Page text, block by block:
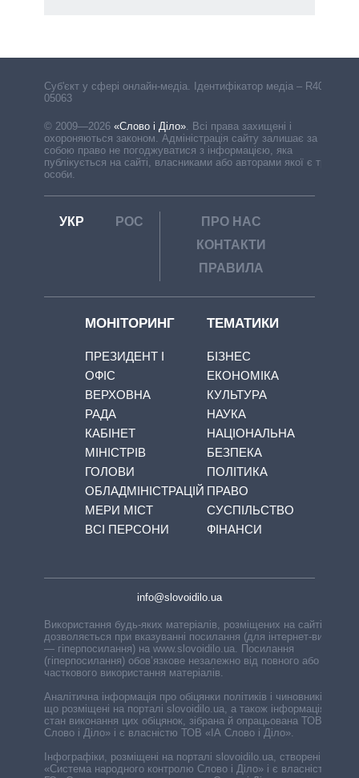
Cуб'єкт у сфері онлайн-медіа. Ідентифікатор медіа – R40-
05063
© 2009—2026 «Слово і Діло» Всі права захищені і
охороняються законом. Адміністрація сайту залишає за
собою право не погоджуватися з інформацією, яка
публікується на сайті, власниками або авторами якої є треті
особи.
УКР РОС
ПРО НАС
КОНТАКТИ
ПРАВИЛА
МОНІТОРИНГ
ПРЕЗИДЕНТ І
ОФІС
ВЕРХОВНА
РАДА
КАБІНЕТ
МІНІСТРІВ
ГОЛОВИ
ОБЛАДМІНІСТРАЦІЙ
МЕРИ МІСТ
ВСІ ПЕРСОНИ
ТЕМАТИКИ
БІЗНЕС
ЕКОНОМІКА
КУЛЬТУРА
НАУКА
НАЦІОНАЛЬНА
БЕЗПЕКА
ПОЛІТИКА
ПРАВО
СУСПІЛЬСТВО
ФІНАНСИ
info@slovoidilo.ua
Використання будь-яких матеріалів, розміщених на сайті,
дозволяється при вказуванні посилання (для інтернет-видань
— гіперпосилання) на www.slovoidilo.ua. Посилання
(гіперпосилання) обов’язкове незалежно від повного або
часткового використання матеріалів.
Аналітична інформація про обіцянки політиків і чиновників,
що розміщені на порталі slovoidilo.ua, а також інформація про
стан виконання цих обіцянок, зібрана й опрацьована ТОВ «ІА
Слово і Діло» і є власністю ТОВ «ІА Слово і Діло».
Інфографіки, розміщені на порталі slovoidilo.ua, створені ГО
«Система народного контролю Слово і Діло» і є власністю